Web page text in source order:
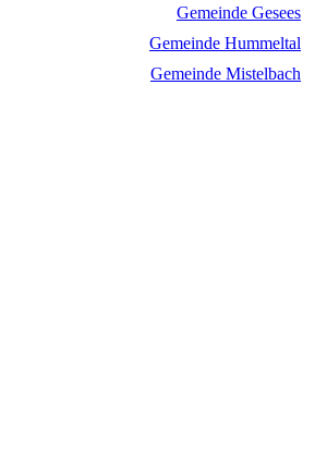
Gemeinde Gesees
Gemeinde Hummeltal
Gemeinde Mistelbach